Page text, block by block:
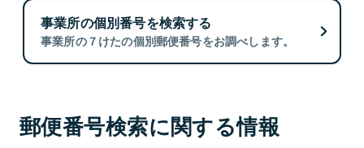
事業所の個別番号を検索する
事業所の７けたの個別郵便番号をお調べします。
郵便番号検索に関する情報